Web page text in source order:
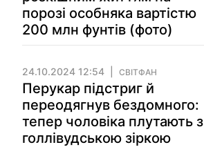
порозі особняка вартістю
200 млн фунтів (фото)
24.10.2024 12:54 СВІТФАН
Перукар підстриг й
переодягнув бездомного:
тепер чоловіка плутають з
голлівудською зіркою